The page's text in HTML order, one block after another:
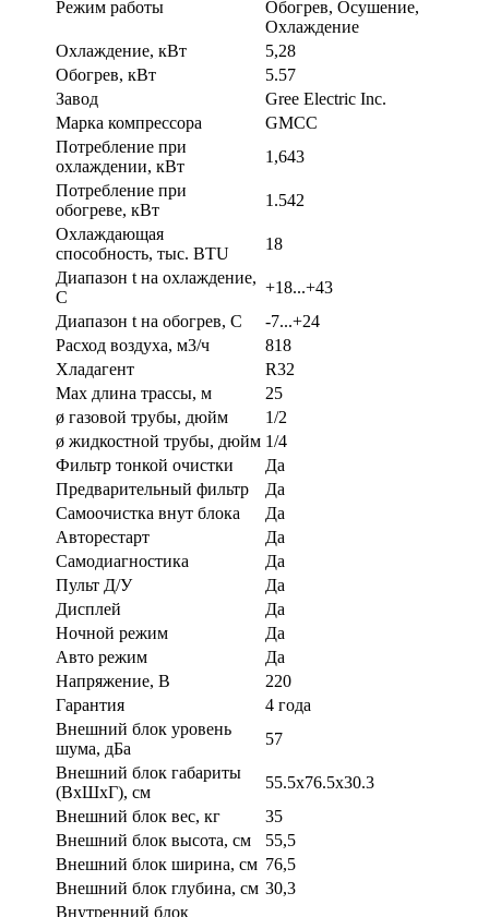
Режим работы
Обогрев, Осушение,
Охлаждение
Охлаждение, кВт
5,28
Обогрев, кВт
5.57
Завод
Gree Electric Inc.
Марка компрессора
GMCC
Потребление при
охлаждении, кВт
1,643
Потребление при
обогреве, кВт
1.542
Охлаждающая
способность, тыс. BTU
18
Диапазон t на охлаждение,
С
+18...+43
Диапазон t на обогрев, С
-7...+24
Расход воздуха, м3/ч
818
Хладагент
R32
Max длина трассы, м
25
ø газовой трубы, дюйм
1/2
ø жидкостной трубы, дюйм 1/4
Фильтр тонкой очистки
Да
Предварительный фильтр
Да
Самоочистка внут блока
Да
Авторестарт
Да
Самодиагностика
Да
Пульт Д/У
Да
Дисплей
Да
Ночной режим
Да
Авто режим
Да
Напряжение, В
220
Гарантия
4 года
Внешний блок уровень
шума, дБа
57
Внешний блок габариты
(ВхШхГ), см
55.5x76.5x30.3
Внешний блок вес, кг
35
Внешний блок высота, см
55,5
Внешний блок ширина, см 76,5
Внешний блок глубина, см 30,3
Внутренний блок